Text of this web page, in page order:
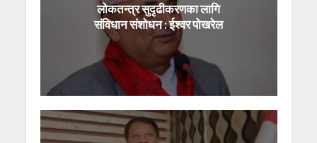
लोकतन्त्र सुदृढीकरणका लागि
संविधान संशोधन : ईश्वर पोखरेल